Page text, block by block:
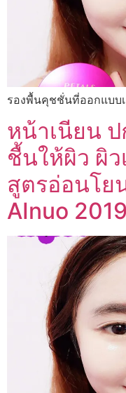
รองพื้นคุชชั่นที่ออกแบบ
หน้าเนียน
ชื้นให้ผิว ผิ
สูตรอ่อนโ
AInuo 2019